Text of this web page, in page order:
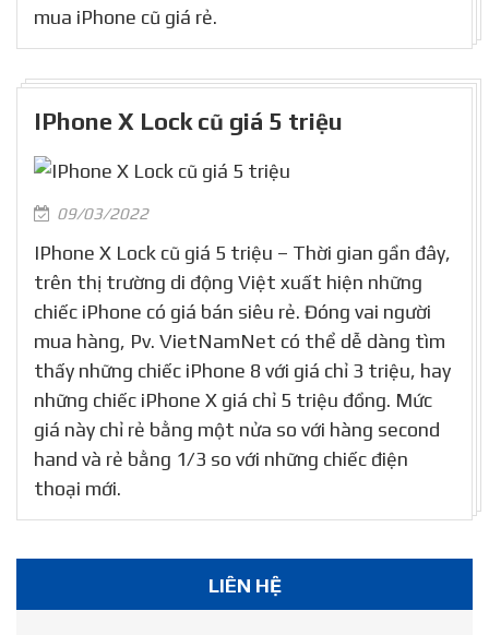
mua iPhone cũ giá rẻ.
IPhone X Lock cũ giá 5 triệu
09/03/2022
IPhone X Lock cũ giá 5 triệu – Thời gian gần đây,
trên thị trường di động Việt xuất hiện những
chiếc iPhone có giá bán siêu rẻ. Đóng vai người
mua hàng, Pv. VietNamNet có thể dễ dàng tìm
thấy những chiếc iPhone 8 với giá chỉ 3 triệu, hay
những chiếc iPhone X giá chỉ 5 triệu đồng. Mức
giá này chỉ rẻ bằng một nửa so với hàng second
hand và rẻ bằng 1/3 so với những chiếc điện
thoại mới.
LIÊN HỆ